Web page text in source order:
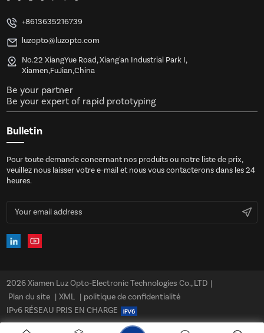
+8613635216739
luzopto@luzopto.com
No.22 XiangYue Road, Xiang'an Industrial Park I,
Xiamen,FuJian,China
Be your partner
Be your expert of rapid prototyping
Bulletin
Pour toute demande concernant nos produits ou notre liste de prix,
veuillez nous laisser votre e-mail et nous vous contacterons dans les 24
heures.
2026 Xiamen Luz Opto-Electronic Technologies Co., LTD |
Plan du site | XML | politique de confidentialité
IPv6 RÉSEAU PRIS EN CHARGE